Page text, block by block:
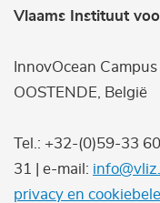
Vlaams Instituut
InnovOcean
OOSTENDE, België
Tel.: +32-(0)59-33
31 | e-mail:
privacy en